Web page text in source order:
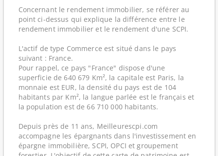
Concernant le rendement immobilier, se référer au
point ci-dessus qui explique la différence entre le
rendement immobilier et le rendement d'une SCPI.
L'actif de type Commerce est situé dans le pays
suivant : France.
Pour rappel, ce pays "France" dispose d'une
superficie de 640 679 Km², la capitale est Paris, la
monnaie est EUR, la densité du pays est de 104
habitants par Km², la langue parlée est le français et
la population est de 66 710 000 habitants.
Depuis près de 11 ans, Meilleurescpi.com
accompagne les épargnants dans l'investissement en
épargne immobilière, SCPI, OPCI et groupement